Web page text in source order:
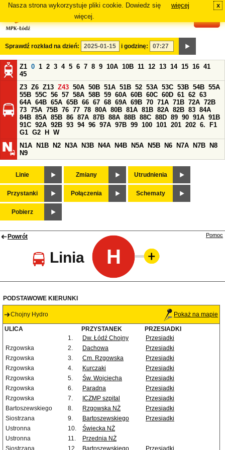
Nasza strona wykorzystuje pliki cookie. Dowiedz się
więcej.
więcej x
Sprawdź rozkład na dzień: i godzinę:
Z1 0 1 2 3 4 5 6 7 8 9 10A 10B 11 12 13 14 15 16 41
45
Z3 Z6 Z13 Z43 50A 50B 51A 51B 52 53A 53C 53B 54B 55A
55B 55C 56 57 58A 58B 59 60A 60B 60C 60D 61 62 63
64A 64B 65A 65B 66 67 68 69A 69B 70 71A 71B 72A 72B
73 75A 75B 76 77 78 80A 80B 81A 81B 82A 82B 83 84A
84B 85A 85B 86 87A 87B 88A 88B 88C 88D 89 90 91A 91B
91C 92A 92B 93 94 96 97A 97B 99 100 101 201 202 6.
F1
G1 G2 H
W
N1A
N1B N2 N3A N3B N4A N4B N5A N5B N6 N7A N7B
N8
N9
Linie Zmiany Utrudnienia
Przystanki Połączenia Schematy
Pobierz
Powrót
Linia H
Pomoc
PODSTAWOWE KIERUNKI
Chojny Hydro Pokaż na mapie
ULICA PRZYSTANEK
PRZESIADKI
1.
Dw. Łódź Chojny
Przesiadki
Rzgowska
2. Dachowa
Przesiadki
Rzgowska
3. Cm. Rzgowska
Przesiadki
Rzgowska
4. Kurczaki
Przesiadki
Rzgowska
5. Św. Wojciecha
Przesiadki
Rzgowska
6. Paradna
Przesiadki
Rzgowska
7. ICZMP szpital
Przesiadki
Bartoszewskiego
8. Rzgowska NŻ
Przesiadki
Siostrzana
9. Bartoszewskiego
Przesiadki
Ustronna
10.
Świecka NŻ
Ustronna
11.
Przednia NŻ
Siostrzana
12. Bartoszewskiego Przesiadki